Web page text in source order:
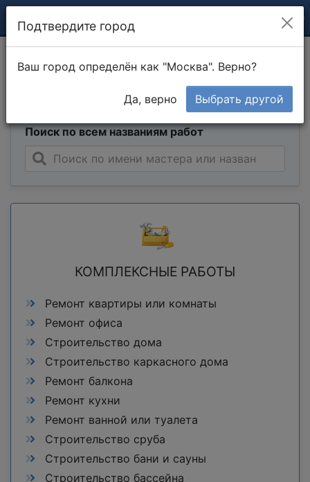
Расценки на строительные
работы и ремонт
Поиск по всем названиям работ
КОМПЛЕКСНЫЕ РАБОТЫ
Ремонт квартиры или комнаты
Ремонт офиса
Строительство дома
Строительство каркасного дома
Ремонт балкона
Ремонт кухни
Ремонт ванной или туалета
Строительство сруба
Строительство бани и сауны
Строительство бассейна
Подтвердите город
Ваш город определён как "Москва". Верно?
Да, верно Выбрать другой